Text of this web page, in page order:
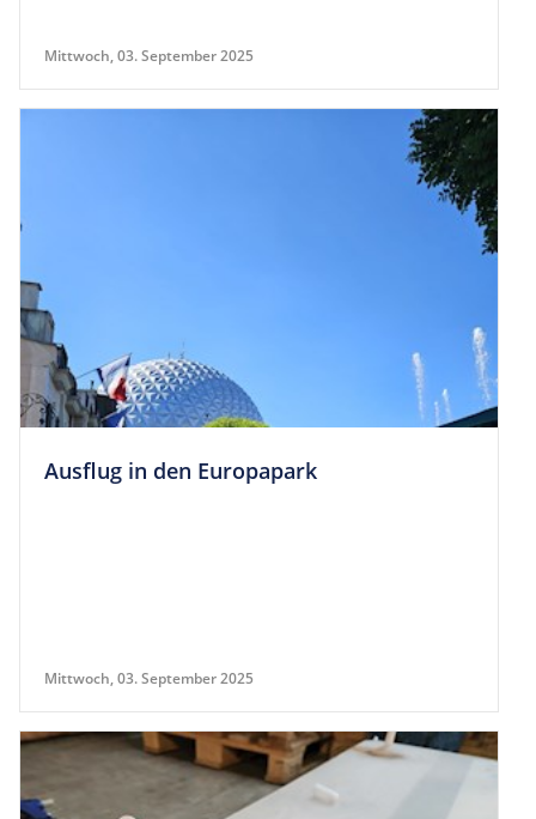
Mittwoch, 03. September 2025
Aus­flug in den Europapark
Mittwoch, 03. September 2025